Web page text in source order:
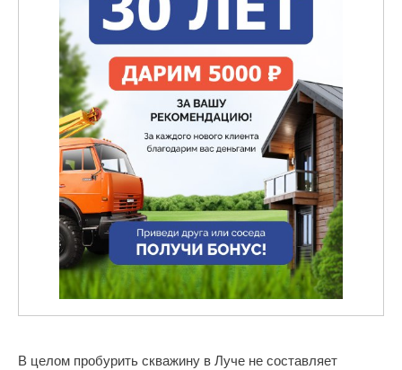
В целом пробурить скважину в Луче не составляет